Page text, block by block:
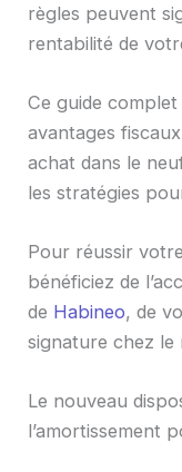
règles peuvent
rentabilité de
Ce guide complet
avantages
achat dans le
les stratégies
Pour réussir
bénéficiez de
de Habineo, de
signature chez le
Le nouveau
l’amortissement